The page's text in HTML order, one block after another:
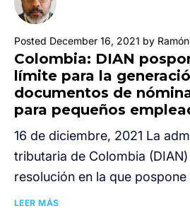
Posted December 16, 2021 by
Colombia: DIAN
límite para la
documentos de
para pequeños
16 de diciembre, 2021 La
tributaria de Colombia
resolución en la que
LEER MÁS